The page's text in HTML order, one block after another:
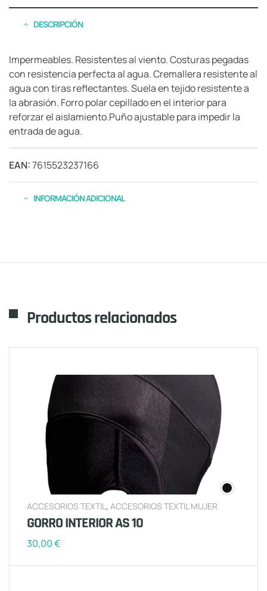
DESCRIPCIÓN
Impermeables. Resistentes al viento. Costuras pegadas
con resistencia perfecta al agua. Cremallera resistente al
agua con tiras reflectantes. Suela en tejido resistente a
la abrasión. Forro polar cepillado en el interior para
reforzar el aislamiento.Puño ajustable para impedir la
entrada de agua.
EAN:7615523237166
INFORMACIÓN ADICIONAL
Productos relacionados
ACCESORIOS TEXTIL, ACCESORIOS TEXTIL MUJER
GORRO INTERIOR AS 10
30,00€